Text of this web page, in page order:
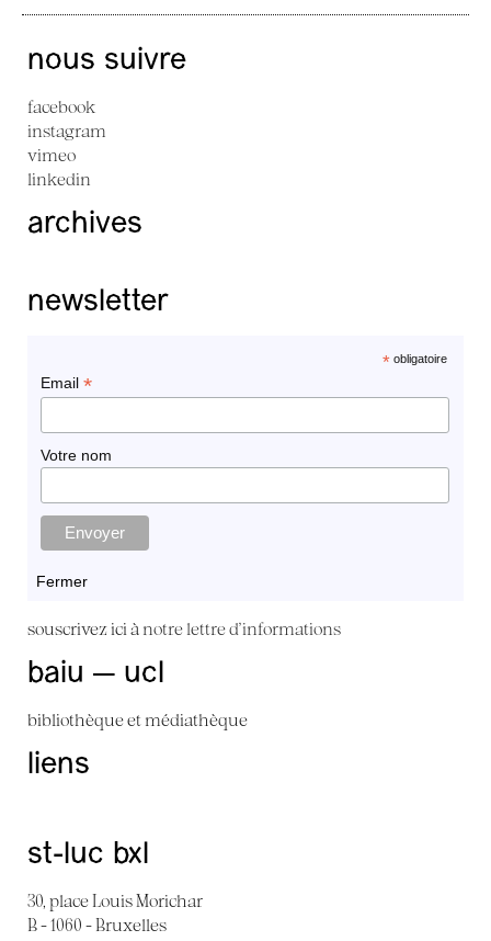
nous suivre
facebook
instagram
vimeo
linkedin
archives
newsletter
*obligatoire
Email *
Votre nom
Fermer
souscrivez ici à notre lettre d'informations
baiu — ucl
bibliothèque et médiathèque
liens
st-luc bxl
30, place Louis Morichar
B - 1060 - Bruxelles